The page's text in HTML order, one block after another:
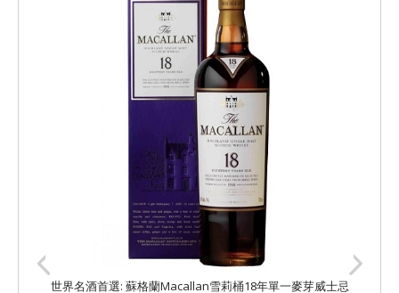
世界名酒首選: 蘇格蘭Macallan雪莉桶18年單一麥芽威士忌